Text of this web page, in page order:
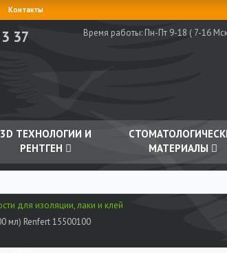
Контакты
37 Время работы:Пн-Пт 9-18 ( 7-16
3D ТЕХНОЛОГИИ И
РЕНТГЕН
МАТЕРИАЛЫ
для изоляции, лаки и клей
мл) Renfert 15500100